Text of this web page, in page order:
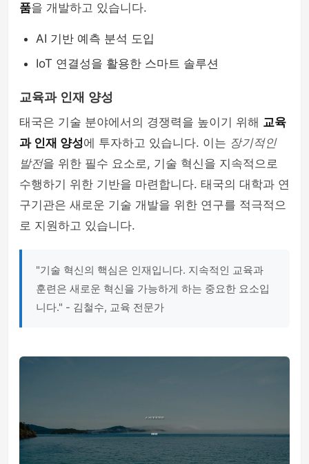
품을 개발하고 있습니다.
AI 기반 예측 분석 도입
IoT 연결성을 활용한 스마트 솔루션
교육과 인재 양성
태국은 기술 분야에서의 경쟁력을 높이기 위해 교육
과 인재 양성에 투자하고 있습니다. 이는 장기적인
발전을 위한 필수 요소로, 기술 혁신을 지속적으로
수행하기 위한 기반을 마련합니다. 태국의 대학과 연
구기관은 새로운 기술 개발을 위한 연구를 적극적으
로 지원하고 있습니다.
"기술 혁신의 핵심은 인재입니다. 지속적인 교육과
훈련은 새로운 혁신을 가능하게 하는 중요한 요소입
니다." - 김철수, 교육 전문가